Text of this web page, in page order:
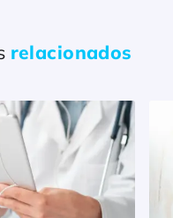
relacionados